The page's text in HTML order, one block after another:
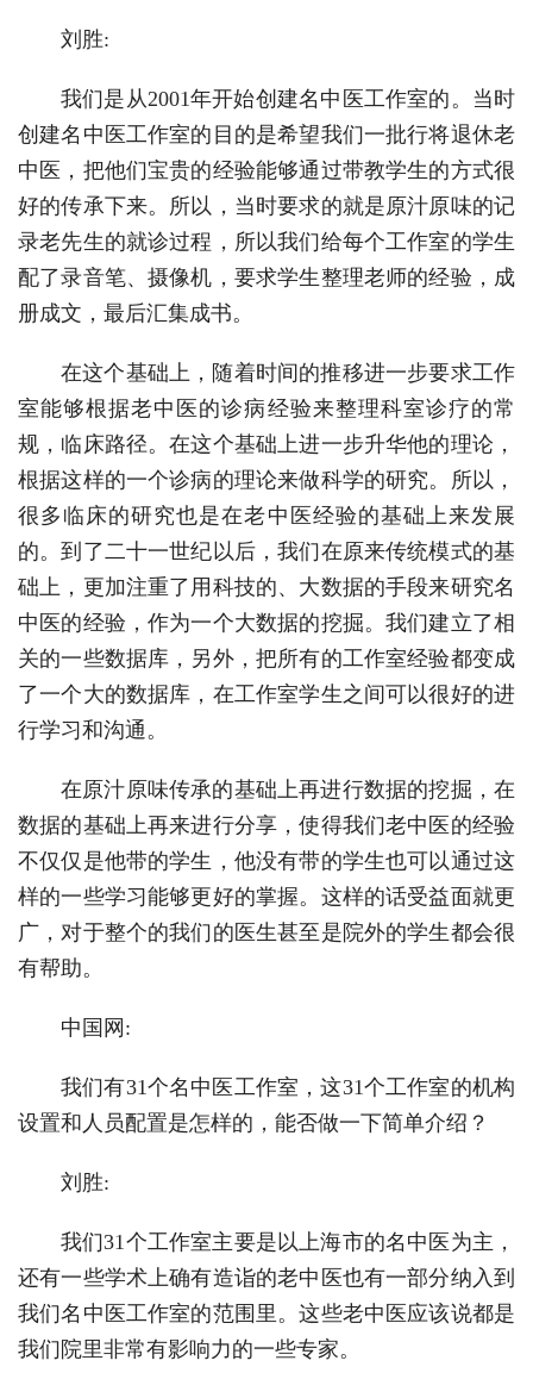
刘胜:
我们是从2001年开始创建名中医工作室的。当时
创建名中医工作室的目的是希望我们一批行将退休老
中医，把他们宝贵的经验能够通过带教学生的方式很
好的传承下来。所以，当时要求的就是原汁原味的记
录老先生的就诊过程，所以我们给每个工作室的学生
配了录音笔、摄像机，要求学生整理老师的经验，成
册成文，最后汇集成书。
在这个基础上，随着时间的推移进一步要求工作
室能够根据老中医的诊病经验来整理科室诊疗的常
规，临床路径。在这个基础上进一步升华他的理论，
根据这样的一个诊病的理论来做科学的研究。所以，
很多临床的研究也是在老中医经验的基础上来发展
的。到了二十一世纪以后，我们在原来传统模式的基
础上，更加注重了用科技的、大数据的手段来研究名
中医的经验，作为一个大数据的挖掘。我们建立了相
关的一些数据库，另外，把所有的工作室经验都变成
了一个大的数据库，在工作室学生之间可以很好的进
行学习和沟通。
在原汁原味传承的基础上再进行数据的挖掘，在
数据的基础上再来进行分享，使得我们老中医的经验
不仅仅是他带的学生，他没有带的学生也可以通过这
样的一些学习能够更好的掌握。这样的话受益面就更
广，对于整个的我们的医生甚至是院外的学生都会很
有帮助。
中国网:
我们有31个名中医工作室，这31个工作室的机构
设置和人员配置是怎样的，能否做一下简单介绍？
刘胜:
我们31个工作室主要是以上海市的名中医为主，
还有一些学术上确有造诣的老中医也有一部分纳入到
我们名中医工作室的范围里。这些老中医应该说都是
我们院里非常有影响力的一些专家。